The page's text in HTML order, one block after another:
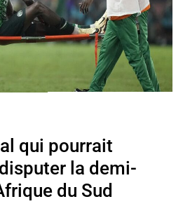
qui pourrait
la demi-
du Sud